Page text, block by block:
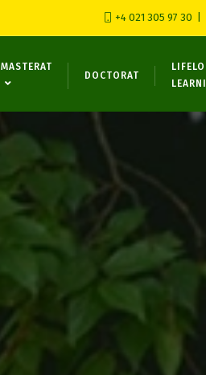
+4 021 305 97 30
MASTERAT
DOCTORAT